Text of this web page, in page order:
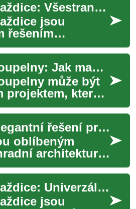
Gumové dlaždice: Všestranné řešení pro interiér i exteriér
jsou
řešením
krytin, které
jak v
v exteriéru... Přeměna koupelny: Jak maximalizovat malý prostor pomocí minimalistického designu
může být
projektem, který
vzhled a
domova.
Pergoly: Elegantní řešení pro váš venkovní prostor
oblíbeným
architektury,
venkovnímu
elegance a
T...
Gumové dlaždice: Univerzální řešení pro interiér i exteriér
jsou